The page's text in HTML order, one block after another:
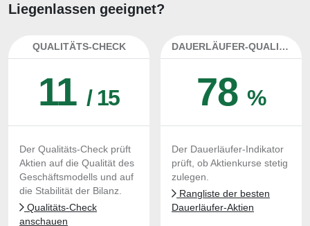
Liegenlassen geeignet?
QUALITÄTS-CHECK
11/ 15
Der Qualitäts-Check prüft
Aktien auf die Qualität des
Geschäftsmodells und auf
die Stabilität der Bilanz.
Qualitäts-Check
anschauen
DAUERLÄUFER-QUALITÄTEN
78%
Der Dauerläufer-Indikator
prüft, ob Aktienkurse stetig
zulegen.
Rangliste der besten
Dauerläufer-Aktien